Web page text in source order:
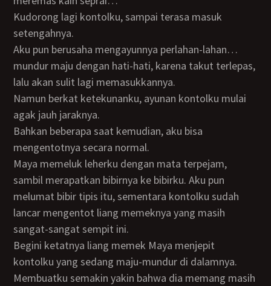
Kudorong lagi kontolku, sampai terasa masuk
setengahnya.
Aku pun berusaha mengayunnya perlahan-lahan…
mundur maju dengan hati-hati, karena takut terlepas,
lalu akan sulit lagi memasukkannya.
Namun berkat ketekunanku, ayunan kontolku mulai
agak jauh jaraknya.
Bahkan beberapa saat kemudian, aku bisa
mengentotnya secara normal.
Maya memeluk leherku dengan mata terpejam,
sambil merapatkan bibirnya ke bibirku. Aku pun
melumat bibir tipis itu, sementara kontolku sudah
lancar mengentot liang memeknya yang masih
sangat-sangat sempit ini.
Begini ketatnya liang memek Maya menjepit
kontolku yang sedang maju-mundur di dalamnya.
Membuatku semakin yakin bahwa dia memang masih